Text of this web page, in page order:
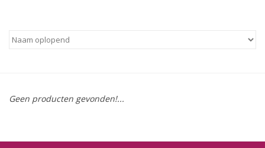
Geen producten gevonden!...